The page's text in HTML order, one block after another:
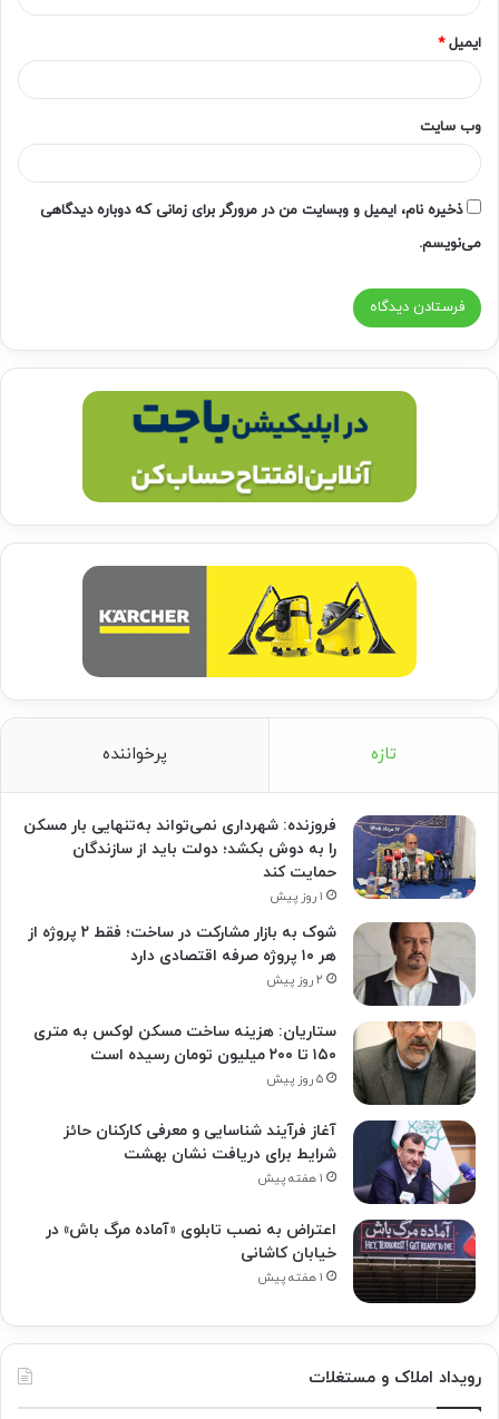
ایمیل*
وب‌ سایت
ذخیره نام، ایمیل و وبسایت من در مرورگر برای زمانی که دوباره دیدگاهی
می‌نویسم.
تازه پرخواننده
فروزنده: شهرداری نمی‌تواند به‌تنهایی بار مسکن
را به دوش بکشد؛ دولت باید از سازندگان
حمایت کند
۱ روز پیش
شوک به بازار مشارکت در ساخت؛ فقط ۲ پروژه از
هر ۱۰ پروژه صرفه اقتصادی دارد
۲ روز پیش
ستاریان: هزینه ساخت مسکن لوکس به متری
۱۵۰ تا ۲۰۰ میلیون تومان رسیده است
۵ روز پیش
آغاز فرآیند شناسایی و معرفی کارکنان حائز
شرایط برای دریافت نشان بهشت
۱ هفته پیش
اعتراض به نصب تابلوی «آماده مرگ باش» در
خیابان کاشانی
۱ هفته پیش
رویداد املاک و مستغلات